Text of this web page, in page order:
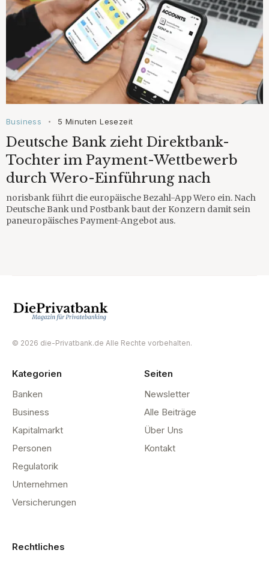
Business • 5 Minuten Lesezeit
Deutsche Bank zieht Direktbank-
Tochter im Payment-Wettbewerb
durch Wero-Einführung nach
norisbank führt die europäische Bezahl-App Wero ein. Nach
Deutsche Bank und Postbank baut der Konzern damit sein
paneuropäisches Payment-Angebot aus.
© 2026 die-Privatbank.de Alle Rechte vorbehalten.
Kategorien
Banken
Business
Kapitalmarkt
Personen
Regulatorik
Unternehmen
Versicherungen
Seiten
Newsletter
Alle Beiträge
Über Uns
Kontakt
Rechtliches